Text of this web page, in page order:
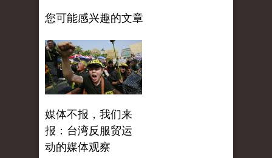
您可能感兴趣的文章
媒体不报，我们来
报：台湾反服贸运
动的媒体观察